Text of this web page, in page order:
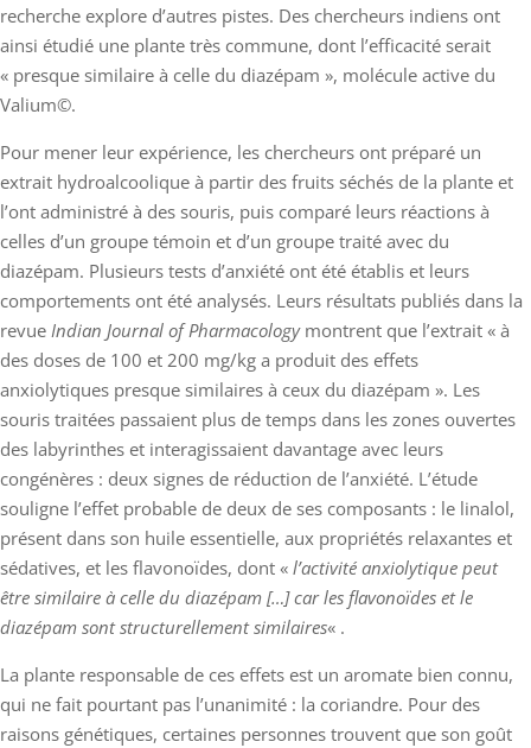
recherche explore d’autres pistes. Des chercheurs indiens ont
ainsi étudié une plante très commune, dont l’efficacité serait
« presque similaire à celle du diazépam », molécule active du
Valium©.
Pour mener leur expérience, les chercheurs ont préparé un
extrait hydroalcoolique à partir des fruits séchés de la plante et
l’ont administré à des souris, puis comparé leurs réactions à
celles d’un groupe témoin et d’un groupe traité avec du
diazépam. Plusieurs tests d’anxiété ont été établis et leurs
comportements ont été analysés. Leurs résultats publiés dans la
revue Indian Journal of Pharmacologymontrent que l’extrait « à
des doses de 100 et 200 mg/kg a produit des effets
anxiolytiques presque similaires à ceux du diazépam ». Les
souris traitées passaient plus de temps dans les zones ouvertes
des labyrinthes et interagissaient davantage avec leurs
congénères : deux signes de réduction de l’anxiété. L’étude
souligne l’effet probable de deux de ses composants : le linalol,
présent dans son huile essentielle, aux propriétés relaxantes et
sédatives, et les flavonoïdes, dont « l’activité anxiolytique peut
être similaire à celle du diazépam […] car les flavonoïdes et le
diazépam sont structurellement similaires« .
La plante responsable de ces effets est un aromate bien connu,
qui ne fait pourtant pas l’unanimité : la coriandre. Pour des
raisons génétiques, certaines personnes trouvent que son goût